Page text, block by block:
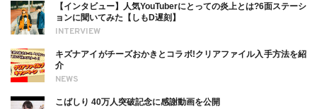
INTERVIEW
【インタビュー】人気YouTuberにとっての炎上とは?6面ステーシ
ョンに聞いてみた【しもD遅刻】
NEWS
キズナアイがチーズおかきとコラボ!クリアファイル入手方法を紹
介
こばしり 40万人突破記念に感謝動画を公開